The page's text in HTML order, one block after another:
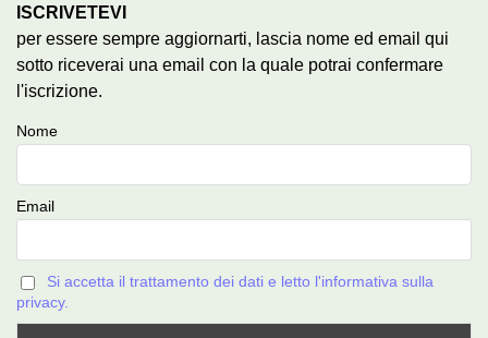
ISCRIVETEVI
per essere sempre aggiornarti, lascia nome ed email qui
sotto riceverai una email con la quale potrai confermare
l'iscrizione.
Nome
Email
Si accetta il trattamento dei dati e letto l'informativa sulla
privacy.